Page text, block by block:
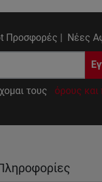
Προσφορές | Νέες
τους όρους